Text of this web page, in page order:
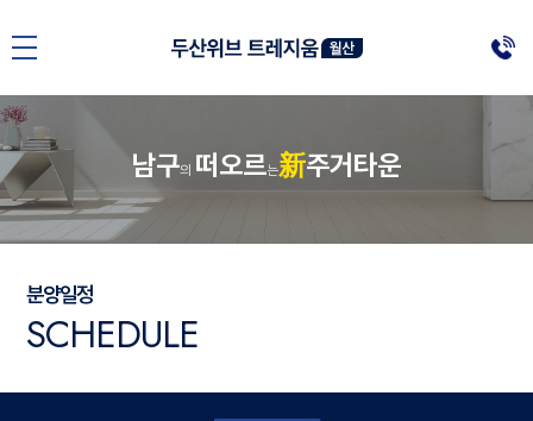
남구의 떠오르는新주거타운
분양일정
SCHEDULE